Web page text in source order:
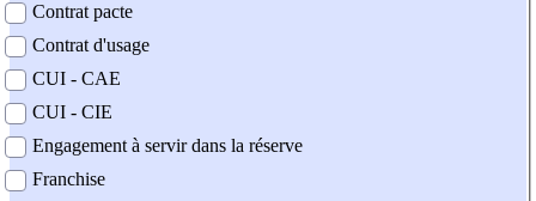
Contrat pacte
Contrat d'usage
CUI - CAE
CUI - CIE
Engagement à servir dans la réserve
Franchise